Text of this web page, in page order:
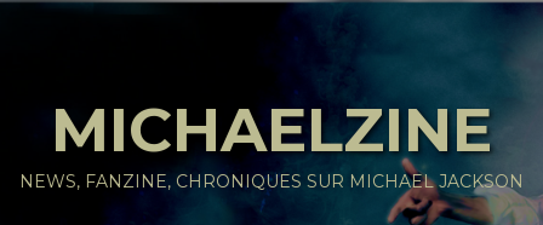
MICHAELZINE
NEWS, FANZINE, CHRONIQUES SUR MICHAEL JACKSON